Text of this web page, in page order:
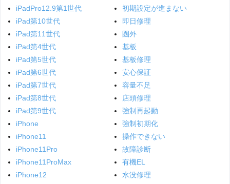
iPadPro12.9第1世代
iPad第10世代
iPad第11世代
iPad第4世代
iPad第5世代
iPad第6世代
iPad第7世代
iPad第8世代
iPad第9世代
iPhone
iPhone11
iPhone11Pro
iPhone11ProMax
iPhone12
初期設定が進まない
即日修理
圏外
基板
基板修理
安心保証
容量不足
店頭修理
強制再起動
強制初期化
操作できない
故障診断
有機EL
水没修理